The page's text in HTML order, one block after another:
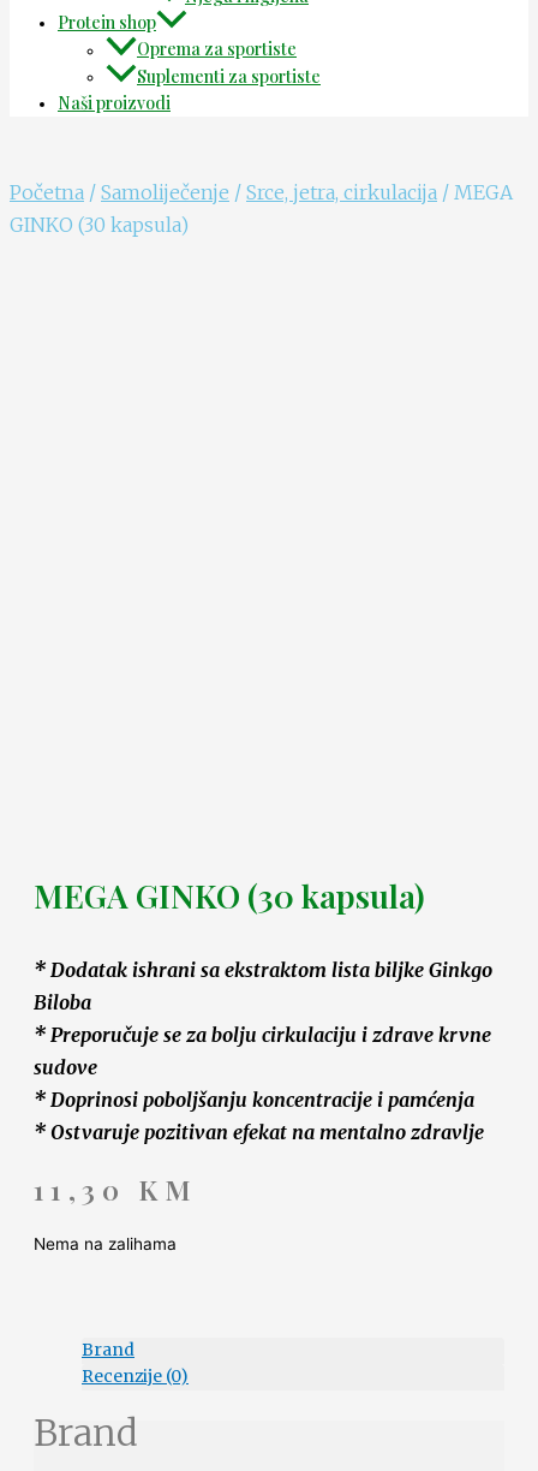
Protein shop
Oprema za sportiste
Suplementi za sportiste
Naši proizvodi
Početna / Samoliječenje / Srce, jetra, cirkulacija / MEGA
GINKO (30 kapsula)
MEGA GINKO (30 kapsula)
* Dodatak ishrani sa ekstraktom lista biljke Ginkgo
Biloba
* Preporučuje se za bolju cirkulaciju i zdrave krvne
sudove
* Doprinosi poboljšanju koncentracije i pamćenja
* Ostvaruje pozitivan efekat na mentalno zdravlje
11,30 KM
Nema na zalihama
Brand
Recenzije (0)
Brand